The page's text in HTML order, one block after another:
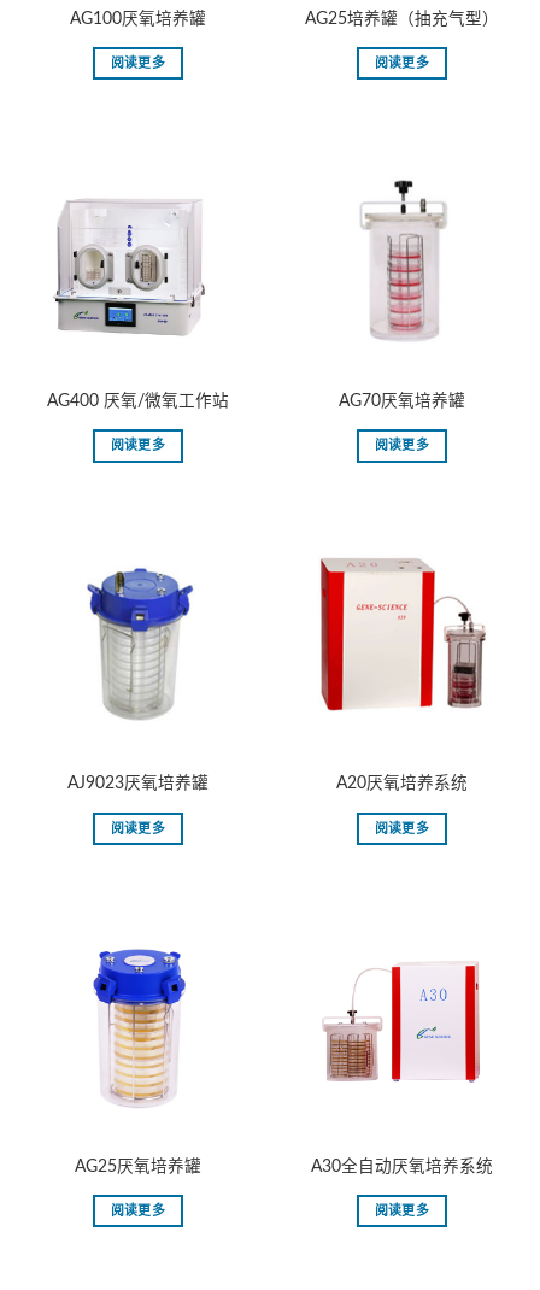
AG100厌氧培养罐
阅读更多
AG25培养罐（抽充气型）
阅读更多
AG400 厌氧/微氧工作站
阅读更多
AG70厌氧培养罐
阅读更多
AJ9023厌氧培养罐
阅读更多
A20厌氧培养系统
阅读更多
AG25厌氧培养罐
阅读更多
A30全自动厌氧培养系统
阅读更多